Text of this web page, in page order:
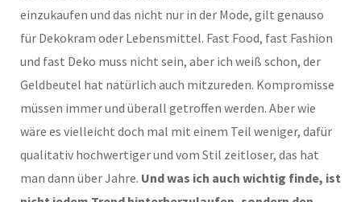
einzukaufen und das nicht nur in der Mode, gilt genauso
für Dekokram oder Lebensmittel. Fast Food, fast Fashion
und fast Deko muss nicht sein, aber ich weiß schon, der
Geldbeutel hat natürlich auch mitzureden. Kompromisse
müssen immer und überall getroffen werden. Aber wie
wäre es vielleicht doch mal mit einem Teil weniger, dafür
qualitativ hochwertiger und vom Stil zeitloser, das hat
man dann über Jahre. Und was ich auch wichtig finde, ist